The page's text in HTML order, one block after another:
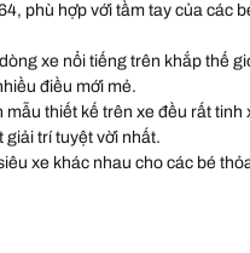
phù hợp với tầm tay của các
xe nổi tiếng trên khắp thế
điều mới mẻ.
mẫu thiết kế trên xe đều rất tinh
giải trí tuyệt vời nhất.
xe khác nhau cho các bé